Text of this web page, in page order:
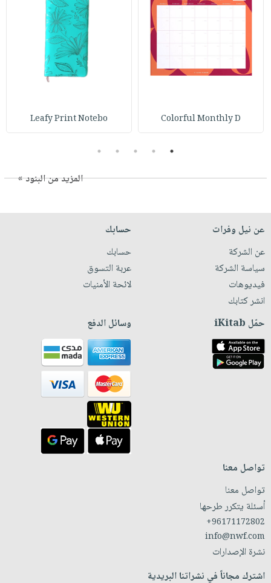
Colorful Monthly D
Leafy Print Notebo
1
2
3
4
5
المزيد من البنود »
عن نيل وفرات
عن الشركة
سياسة الشركة
فيديوهات
انشر كتابك
حسابك
حسابك
عربة التسوق
لائحة الأمنيات
حمّل iKitab وسائل الدفع
تواصل معنا
تواصل معنا
أسئلة يتكرر طرحها
+96171172802
info@nwf.com
نشرة الإصدارات
اشترك مجاناً في نشراتنا البريدية